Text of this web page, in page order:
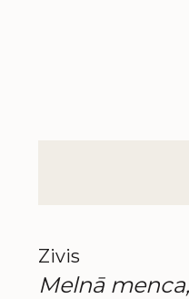
Zivis
Melnā